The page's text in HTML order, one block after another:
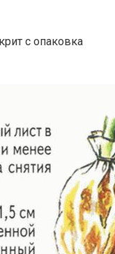
с опаковка